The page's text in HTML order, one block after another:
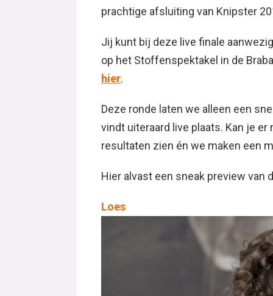
prachtige afsluiting van Knipster
Jij kunt bij deze live finale
op het Stoffenspektakel in de
hier.
Deze ronde laten we alleen een
vindt uiteraard live plaats. Kan je
resultaten zien én we maken een
Hier alvast een sneak preview van
Loes